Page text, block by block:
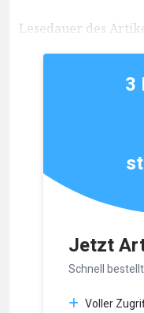
Lesedauer des
Jetzt
Schnell
Voller
3